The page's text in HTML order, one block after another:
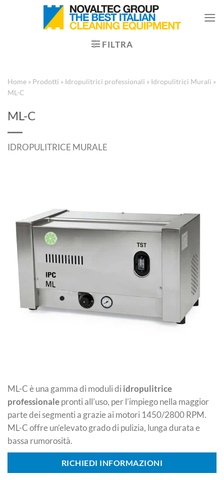
FILTRA
Home » Prodotti » Idropulitrici professionali » Idropulitrici Murali »
ML-C
ML-C
IDROPULITRICE MURALE
ML-C è una gamma di moduli di idropulitrice
professionalepronti all’uso, per l’impiego nella maggior
parte dei segmenti a grazie ai motori 1450/2800 RPM.
ML-C offre un’elevato grado di pulizia, lunga durata e
bassa rumorosità.
RICHIEDI INFORMAZIONI